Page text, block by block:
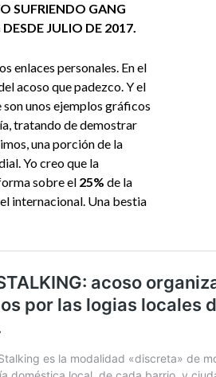
SUFRIENDO GANG
JULIO DE 2017.
enlaces personales. En el
acoso que padezco. Y el
son unos ejemplos gráficos
tratando de demostrar
una porción de la
Yo creo que la
sobre el 25% de la
internacional. Una bestia